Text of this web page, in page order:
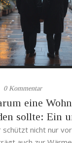
0 Kommentar
eine
sollte: Ein
schützt nicht nur